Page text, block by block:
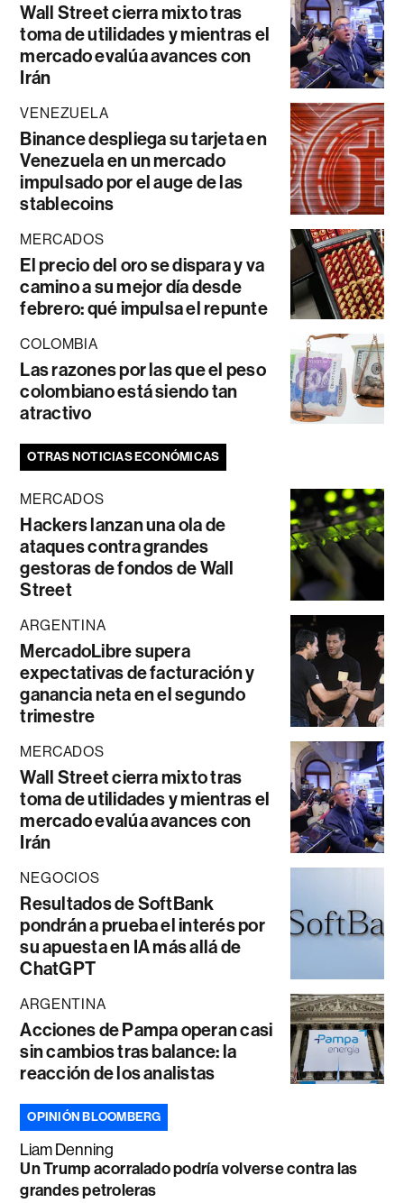
Wall Street cierra mixto tras
toma de utilidades y mientras el
mercado evalúa avances con
Irán
VENEZUELA
Binance despliega su tarjeta en
Venezuela en un mercado
impulsado por el auge de las
stablecoins
MERCADOS
El precio del oro se dispara y va
camino a su mejor día desde
febrero: qué impulsa el repunte
COLOMBIA
Las razones por las que el peso
colombiano está siendo tan
atractivo
OTRAS NOTICIAS ECONÓMICAS
MERCADOS
Hackers lanzan una ola de
ataques contra grandes
gestoras de fondos de Wall
Street
ARGENTINA
MercadoLibre supera
expectativas de facturación y
ganancia neta en el segundo
trimestre
MERCADOS
Wall Street cierra mixto tras
toma de utilidades y mientras el
mercado evalúa avances con
Irán
NEGOCIOS
Resultados de SoftBank
pondrán a prueba el interés por
su apuesta en IA más allá de
ChatGPT
ARGENTINA
Acciones de Pampa operan casi
sin cambios tras balance: la
reacción de los analistas
OPINIÓN BLOOMBERG
Liam Denning
Un Trump acorralado podría volverse contra las
grandes petroleras